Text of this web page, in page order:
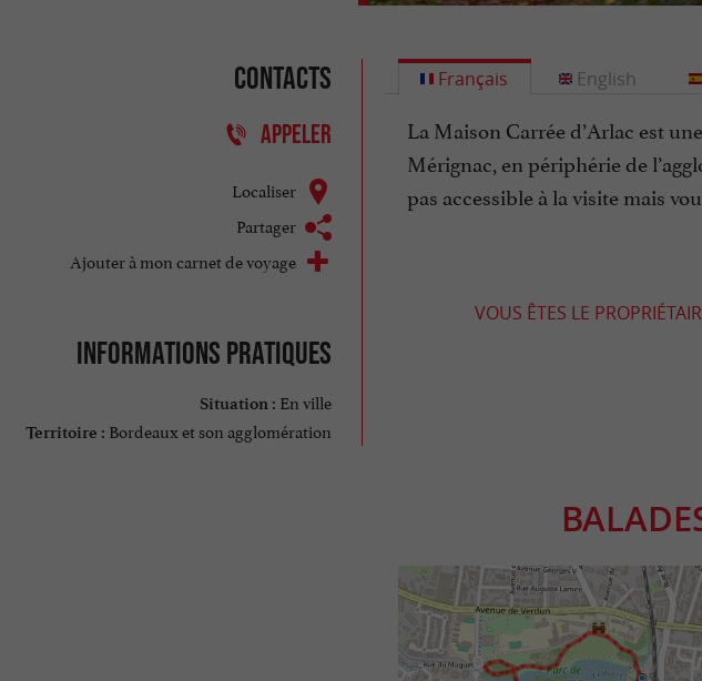
Contacts
APPELER
Localiser
Partager
Ajouter à mon carnet de voyage
Informations pratiques
Situation : En ville
Territoire : Bordeaux et son agglomération
Français
La Maison Carrée d’Arlac est
Mérignac, en périphérie de
pas accessible à la visite mais
VOUS ÊTES LE
English